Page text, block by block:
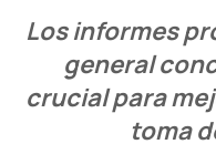
Los informes
general
crucial para
toma